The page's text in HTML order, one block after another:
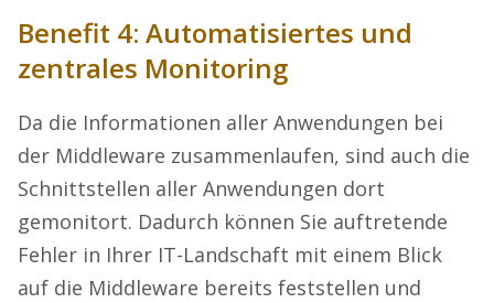
Benefit 4: Automatisiertes und
zentrales Monitoring
Da die Informationen aller Anwendungen bei
der Middleware zusammenlaufen, sind auch die
Schnittstellen aller Anwendungen dort
gemonitort. Dadurch können Sie auftretende
Fehler in Ihrer IT-Landschaft mit einem Blick
auf die Middleware bereits feststellen und